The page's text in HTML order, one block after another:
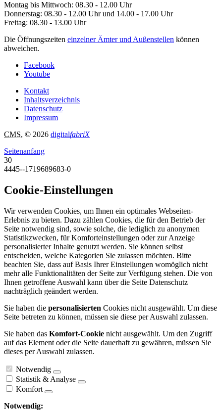
Montag bis Mittwoch: 08.30 - 12.00 Uhr
Donnerstag: 08.30 - 12.00 Uhr und 14.00 - 17.00 Uhr
Freitag: 08.30 - 13.00 Uhr
Die Öffnungszeiten einzelner Ämter und Außenstellen können
abweichen.
Facebook
Youtube
Kontakt
Inhaltsverzeichnis
Datenschutz
Impressum
CMS, © 2026 digitalfabriX
Seitenanfang
30
4445--1719689683-0
Cookie-Einstellungen
Wir verwenden Cookies, um Ihnen ein optimales Webseiten-
Erlebnis zu bieten. Dazu zählen Cookies, die für den Betrieb der
Seite notwendig sind, sowie solche, die lediglich zu anonymen
Statistikzwecken, für Komforteinstellungen oder zur Anzeige
personalisierter Inhalte genutzt werden. Sie können selbst
entscheiden, welche Kategorien Sie zulassen möchten. Bitte
beachten Sie, dass auf Basis Ihrer Einstellungen womöglich nicht
mehr alle Funktionalitäten der Seite zur Verfügung stehen. Die von
Ihnen getroffene Auswahl kann über die Seite Datenschutz
nachträglich geändert werden.
Sie haben die personalisierten Cookies nicht ausgewählt. Um diese
Seite betreten zu können, müssen sie diese per Auswahl zulassen.
Sie haben das Komfort-Cookie nicht ausgewählt. Um den Zugriff
auf das Element oder die Seite dauerhaft zu gewähren, müssen Sie
dieses per Auswahl zulassen.
Notwendig
Statistik & Analyse
Komfort
Notwendig: